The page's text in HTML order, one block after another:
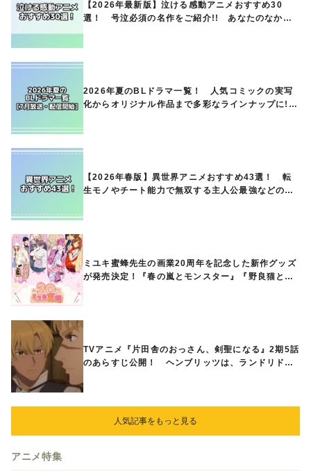
【2026年最新版】泣ける感動アニメおすすめ30
選！ 号泣必須の名作をご紹介!! あなたのなかの
2026年夏のBLドラマ一覧！ 人気コミックの実写
化からオリジナル作品まで多彩なラインナップに!!
【2026年春版】異世界アニメおすすめ43選！ 転
生モノやチート能力で無双する主人公最強などの人
ミユキ蜜蜂先生の画業20周年を記念した新作グッズ
が発売決定！『春の嵐とモンスター』『野良猫と
TVアニメ『片田舎のおっさん、剣聖になる』2期5話
のあらすじ公開！ ヘンブリッツは、ランドリドに
人気記事をもっと見る
アニメ特集